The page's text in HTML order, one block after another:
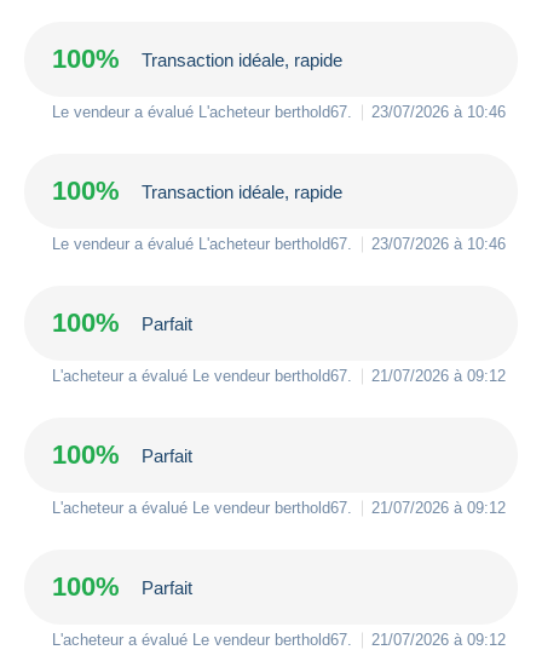
100% Transaction idéale, rapide
Le vendeur a évalué L'acheteur berthold67. 23/07/2026 à 10:46
100% Transaction idéale, rapide
Le vendeur a évalué L'acheteur berthold67. 23/07/2026 à 10:46
100% Parfait
L'acheteur a évalué Le vendeur berthold67. 21/07/2026 à 09:12
100% Parfait
L'acheteur a évalué Le vendeur berthold67. 21/07/2026 à 09:12
100% Parfait
L'acheteur a évalué Le vendeur berthold67. 21/07/2026 à 09:12